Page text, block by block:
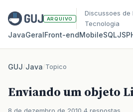
ARQUIVO
Discussoes de
Tecnologia
JavaGeralFront‑endMobileSQLJS
GUJ/Java/Topico
Enviando um objeto